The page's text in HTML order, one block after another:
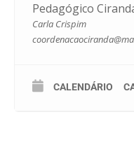
Pedagógico
Carla Crispim
CALENDÁRIO